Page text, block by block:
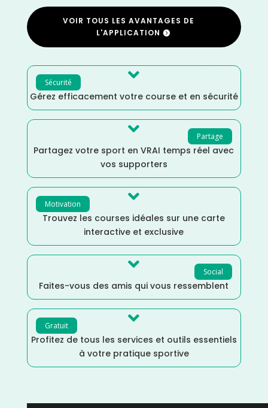
VOIR TOUS LES AVANTAGES DE
L'APPLICATION
Sécurité 
Gérez efficacement votre course et en sécurité
Partage

Partagez votre sport en VRAI temps réel avec
vos supporters
Motivation 
Trouvez les courses idéales sur une carte
interactive et exclusive
Social

Faites-vous des amis qui vous ressemblent
Gratuit 
Profitez de tous les services et outils essentiels
à votre pratique sportive